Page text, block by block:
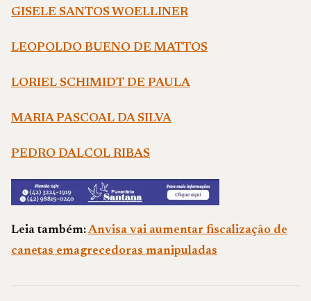
GISELE SANTOS WOELLINER
LEOPOLDO BUENO DE MATTOS
LORIEL SCHIMIDT DE PAULA
MARIA PASCOAL DA SILVA
PEDRO DALCOL RIBAS
Leia também:Anvisa vai aumentar fiscalização de
canetas emagrecedoras manipuladas